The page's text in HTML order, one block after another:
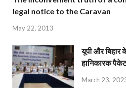
legal notice to the Caravan
May 22, 2013
यूपी और बिहार
हानिकारक
March 23,